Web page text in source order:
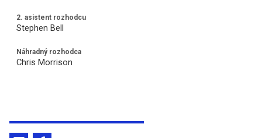
2. asistent rozhodcu
Stephen Bell
Náhradný rozhodca
Chris Morrison